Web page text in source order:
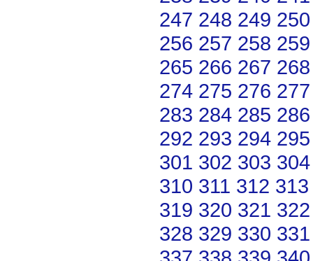
247 248 249 250
256 257 258 259
265 266 267 268
274 275 276 277
283 284 285 286
292 293 294 295
301 302 303 304
310 311 312 313
319 320 321 322
328 329 330 331